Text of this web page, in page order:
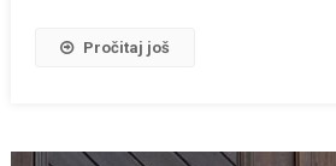
Pročitaj još